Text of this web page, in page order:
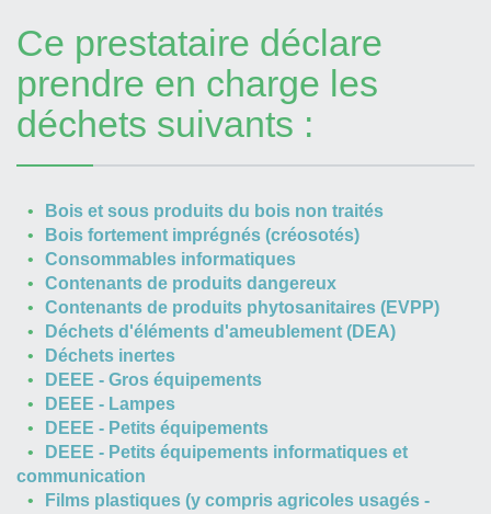
Ce prestataire déclare
prendre en charge les
déchets suivants :
Bois et sous produits du bois non traités
Bois fortement imprégnés (créosotés)
Consommables informatiques
Contenants de produits dangereux
Contenants de produits phytosanitaires (EVPP)
Déchets d'éléments d'ameublement (DEA)
Déchets inertes
DEEE - Gros équipements
DEEE - Lampes
DEEE - Petits équipements
DEEE - Petits équipements informatiques et
communication
Films plastiques (y compris agricoles usagés -